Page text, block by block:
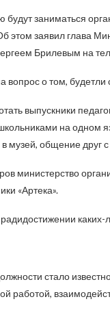
заниматься
этом заявил глава
Брилевым на
о том,
выпускники
на одном
музей, общение друг с
министерство
«Артека».
стало
работой,